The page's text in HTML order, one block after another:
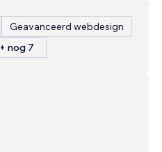
Geavanceerd webdesign
+ nog 7